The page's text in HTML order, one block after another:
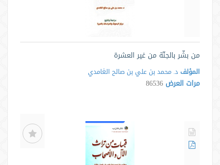
من بشّر بالجنّة من غير العشرة
المؤلف د. محمد بن علي بن صالح الغامدي
مرات العرض 86536